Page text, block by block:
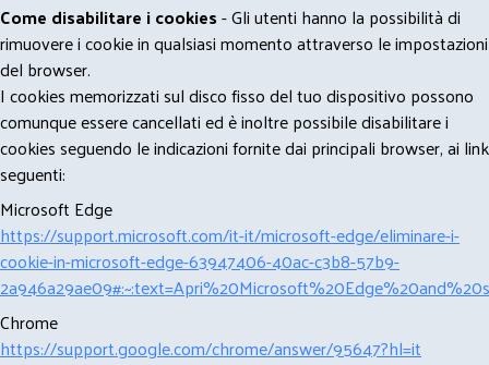
Come disabilitare i cookies- Gli utenti hanno la possibilità di
rimuovere i cookie in qualsiasi momento attraverso le impostazioni
del browser.
I cookies memorizzati sul disco fisso del tuo dispositivo possono
comunque essere cancellati ed è inoltre possibile disabilitare i
cookies seguendo le indicazioni fornite dai principali browser, ai link
seguenti:
Microsoft Edge
https://support.microsoft.com/it-it/microsoft-edge/eliminare-i-
cookie-in-microsoft-edge-63947406-40ac-c3b8-57b9-
Chrome
https://support.google.com/chrome/answer/95647?hl=it